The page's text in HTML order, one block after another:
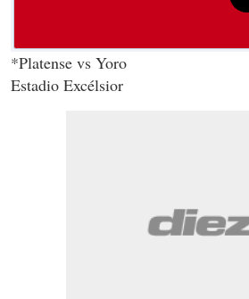
*Platense vs Yoro
Estadio Excélsior